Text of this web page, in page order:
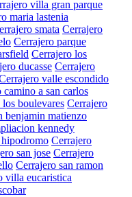
villa gran parque
maria lastenia
smata Cerrajero
Cerrajero parque
Cerrajero los
ducasse Cerrajero
valle escondido
camino a san carlos
boulevares Cerrajero
benjamin matienzo
kennedy
Cerrajero
san jose Cerrajero
Cerrajero san ramon
villa eucaristica